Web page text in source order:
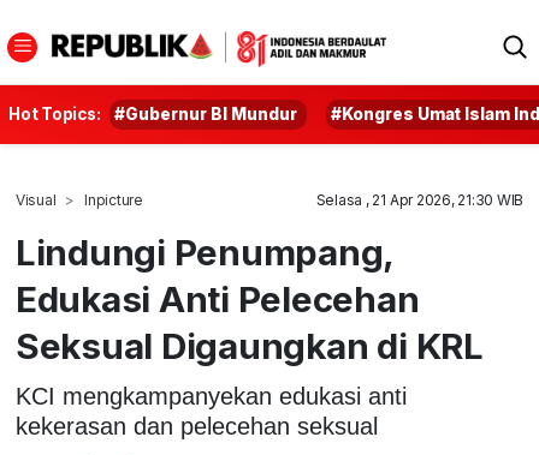
Hot Topics: #Gubernur BI Mundur #Kongres Umat Islam
Visual Inpicture Selasa , 21 Apr 2026, 21:30 WIB
Lindungi Penumpang,
Edukasi Anti Pelecehan
Seksual Digaungkan di KRL
KCI mengkampanyekan edukasi anti
kekerasan dan pelecehan seksual